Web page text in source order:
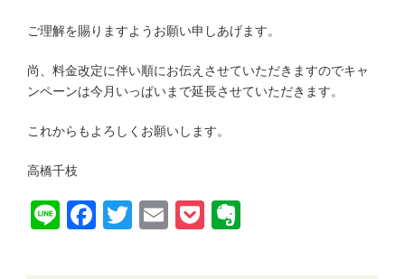
ご理解を賜りますようお願い申しあげます。
尚、料金改定に伴い順にお伝えさせていただきますのでキャ
ンペーンは今月いっぱいまで延長させていただきます。
これからもよろしくお願いします。
高橋千枝
LineFacebook
Twitter
EmailPocket